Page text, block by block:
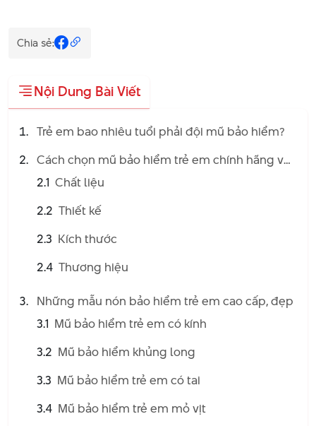
Chia sẻ:
Nội Dung Bài Viết
Trẻ em bao nhiêu tuổi phải đội mũ bảo hiểm?
Cách chọn mũ bảo hiểm trẻ em chính hãng và
đạt chuẩn an toàn
2.1 Chất liệu
2.2 Thiết kế
2.3 Kích thước
2.4 Thương hiệu
Những mẫu nón bảo hiểm trẻ em cao cấp, đẹp
3.1 Mũ bảo hiểm trẻ em có kính
3.2 Mũ bảo hiểm khủng long
3.3 Mũ bảo hiểm trẻ em có tai
3.4 Mũ bảo hiểm trẻ em mỏ vịt